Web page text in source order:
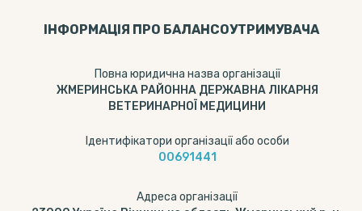
ІНФОРМАЦІЯ ПРО БАЛАНСОУТРИМУВАЧА
Повна юридична назва організації
ЖМЕРИНСЬКА РАЙОННА ДЕРЖАВНА ЛІКАРНЯ
ВЕТЕРИНАРНОЇ МЕДИЦИНИ
Ідентифікатори організації або особи
00691441
Адреса організації